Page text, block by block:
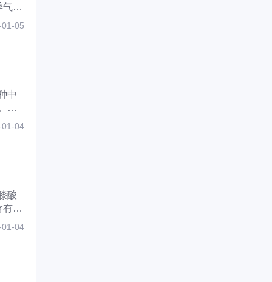
候
膝
05
中
肾
相
01-04
酸
肉
等
01-04